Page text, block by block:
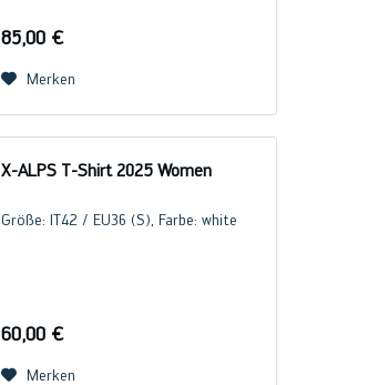
trocknenden...
85,00 €
Merken
X-ALPS T-Shirt 2025 Women
Größe: IT42 / EU36 (S), Farbe: white
60,00 €
Merken